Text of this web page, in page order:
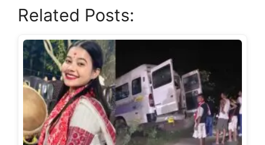
at
s
A
p
p
c
e
b
o
o
k
e
gr
a
m
y
n
k
e
Related Posts: